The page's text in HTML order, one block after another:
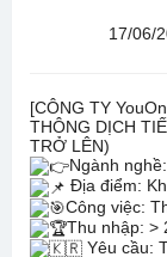
17/06/
[CÔNG TY
THÔNG DỊCH
TRỞ LÊN)
Ngành
Địa điểm:
Công việc:
Thu nhập: >
Yêu cầu: